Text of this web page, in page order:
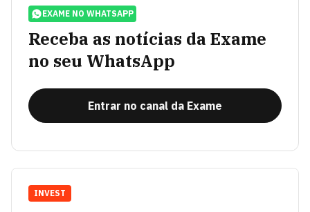
EXAME NO WHATSAPP
Receba as notícias da Exame
no seu WhatsApp
Entrar no canal da Exame
INVEST